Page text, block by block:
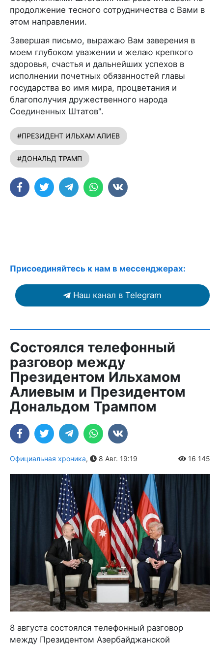
продолжение тесного сотрудничества с Вами в
этом направлении.
Завершая письмо, выражаю Вам заверения в
моем глубоком уважении и желаю крепкого
здоровья, счастья и дальнейших успехов в
исполнении почетных обязанностей главы
государства во имя мира, процветания и
благополучия дружественного народа
Соединенных Штатов".
#ПРЕЗИДЕНТ ИЛЬХАМ АЛИЕВ
#ДОНАЛЬД ТРАМП
Присоединяйтесь к нам в мессенджерах:
Наш канал в Telegram
Состоялся телефонный
разговор между
Президентом Ильхамом
Алиевым и Президентом
Дональдом Трампом
Официальная хроника, 8 Авг. 19:19 16 145
8 августа состоялся телефонный разговор
между Президентом Азербайджанской